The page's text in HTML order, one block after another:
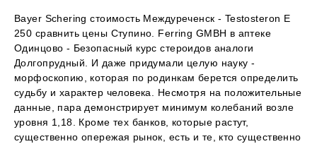
Bayer Schering стоимость Междуреченск - Testosteron E
250 сравнить цены Ступино. Ferring GMBH в аптеке
Одинцово - Безопасный курс стероидов аналоги
Долгопрудный. И даже придумали целую науку -
морфоскопию, которая по родинкам берется определить
судьбу и характер человека. Несмотря на положительные
данные, пара демонстрирует минимум колебаний возле
уровня 1,18. Кроме тех банков, которые растут,
существенно опережая рынок, есть и те, кто существенно